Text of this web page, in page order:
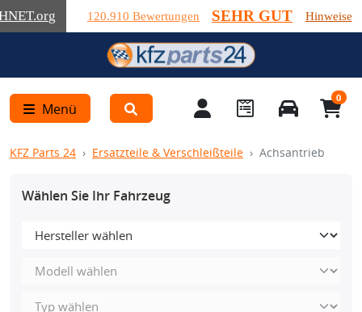
.org 120.910 Bewertungen SEHR GUT Hinweise
Menü
0
KFZ Parts 24 Ersatzteile & Verschleißteile Achsantrieb
Wählen Sie Ihr Fahrzeug